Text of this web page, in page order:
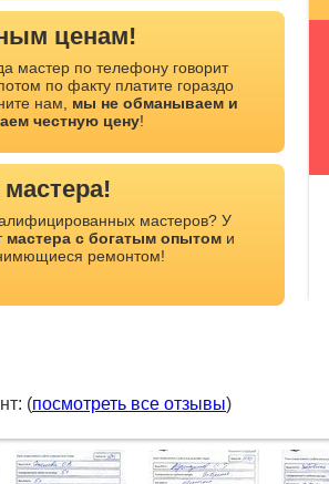
ценам!
мастер по телефону говорит
по факту платите гораздо
нам, мы не обманываем и
честную цену!
мастеров? У
мастера с богатым опытом и
ремонтом!
(посмотреть все отзывы)